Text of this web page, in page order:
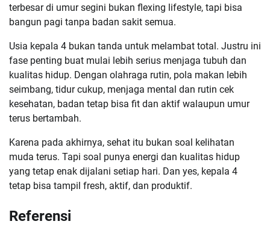
terbesar di umur segini bukan flexing lifestyle, tapi bisa
bangun pagi tanpa badan sakit semua.
Usia kepala 4 bukan tanda untuk melambat total. Justru ini
fase penting buat mulai lebih serius menjaga tubuh dan
kualitas hidup. Dengan olahraga rutin, pola makan lebih
seimbang, tidur cukup, menjaga mental dan rutin cek
kesehatan, badan tetap bisa fit dan aktif walaupun umur
terus bertambah.
Karena pada akhirnya, sehat itu bukan soal kelihatan
muda terus. Tapi soal punya energi dan kualitas hidup
yang tetap enak dijalani setiap hari. Dan yes, kepala 4
tetap bisa tampil fresh, aktif, dan produktif.
Referensi